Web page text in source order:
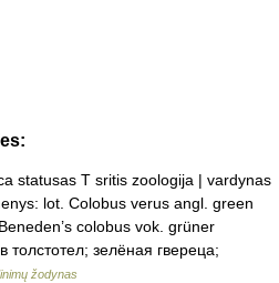
statusas T sritis zoologija | vardynas
lot. Colobus verus angl. green
colobus vok. grüner
зелёная гвереца;
žodynas